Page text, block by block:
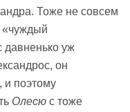
Тоже не совсем
«чуждый
давненько уж
он
и поэтому
Олесю с тоже